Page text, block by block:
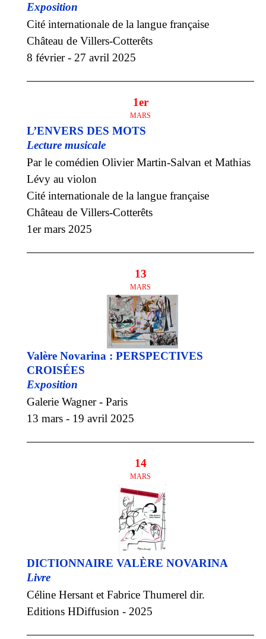
Exposition
Cité internationale de la langue française
Château de Villers-Cotterêts
8 février - 27 avril 2025
1er
MARS
L’ENVERS DES MOTS
Lecture musicale
Par le comédien Olivier Martin-Salvan et Mathias
Lévy au violon
Cité internationale de la langue française
Château de Villers-Cotterêts
1er mars 2025
13
MARS
Valère Novarina : PERSPECTIVES
CROISÉES
Exposition
Galerie Wagner - Paris
13 mars - 19 avril 2025
14
MARS
DICTIONNAIRE VALÈRE NOVARINA
Livre
Céline Hersant et Fabrice Thumerel dir.
Editions HDiffusion - 2025